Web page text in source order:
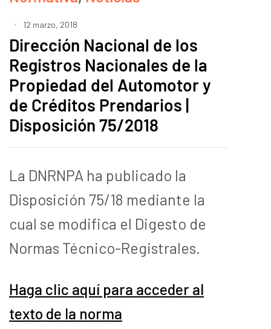
12 marzo, 2018
Dirección Nacional de los
Registros Nacionales de la
Propiedad del Automotor y
de Créditos Prendarios |
Disposición 75/2018
La DNRNPA ha publicado la
Disposición 75/18 mediante la
cual se modifica el Digesto de
Normas Técnico-Registrales.
Haga clic aquí para acceder al
texto de la norma